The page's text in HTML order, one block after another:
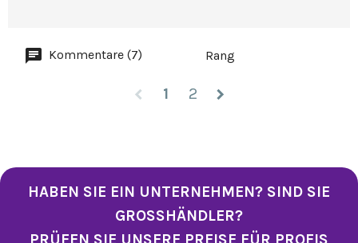
Kommentare (7) Rang
chevron_left 1 2 chevron_right
HABEN SIE EIN UNTERNEHMEN? SIND SIE
GROSSHÄNDLER?